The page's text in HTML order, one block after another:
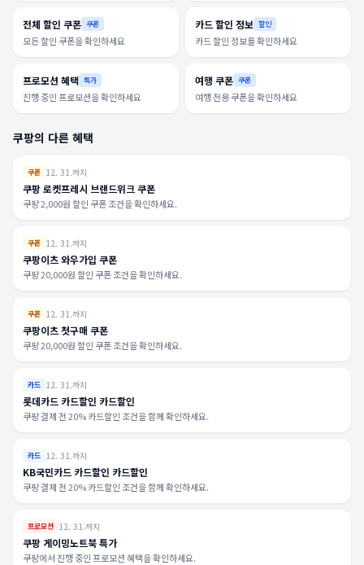
전체 할인 쿠폰 쿠폰
모든 할인 쿠폰을 확인하세요
카드 할인 정보 할인
카드 할인 정보를 확인하세요
프로모션 혜택 특가
진행 중인 프로모션을 확인하세요
여행 쿠폰 쿠폰
여행 전용 쿠폰을 확인하세요
쿠팡의 다른 혜택
쿠폰 12. 31.까지
쿠팡 로켓프레시 브랜드위크 쿠폰
쿠팡 2,000원 할인 쿠폰 조건을 확인하세요.
쿠폰 12. 31.까지
쿠팡이츠 와우가입 쿠폰
쿠팡 20,000원 할인 쿠폰 조건을 확인하세요.
쿠폰 12. 31.까지
쿠팡이츠 첫구매 쿠폰
쿠팡 20,000원 할인 쿠폰 조건을 확인하세요.
카드 12. 31.까지
롯데카드 카드할인 카드할인
쿠팡 결제 전 20% 카드할인 조건을 함께 확인하세요.
카드 12. 31.까지
KB국민카드 카드할인 카드할인
쿠팡 결제 전 20% 카드할인 조건을 함께 확인하세요.
프로모션 12. 31.까지
쿠팡 게이밍노트북 특가
쿠팡에서 진행 중인 프로모션 혜택을 확인하세요.